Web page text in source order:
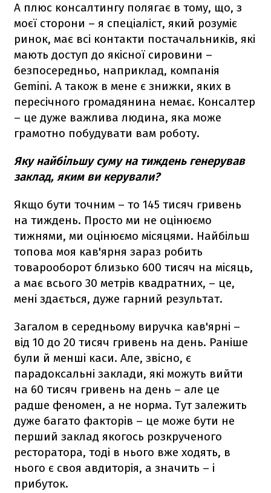
А плюс консалтингу полягає в тому, що, з
моєї сторони – я спеціаліст, який розуміє
ринок, має всі контакти постачальників, які
мають доступ до якісної сировини –
безпосередньо, наприклад, компанія
Gemini. А також в мене є знижки, яких в
пересічного громадянина немає. Консалтер
– це дуже важлива людина, яка може
грамотно побудувати вам роботу.
Яку найбільшу суму на тиждень генерував
заклад, яким ви керували?
Якщо бути точним – то 145 тисяч гривень
на тиждень. Просто ми не оцінюємо
тижнями, ми оцінюємо місяцями. Найбільш
топова моя кав'ярня зараз робить
товарооборот близько 600 тисяч на місяць,
а має всього 30 метрів квадратних, – це,
мені здається, дуже гарний результат.
Загалом в середньому виручка кав'ярні –
від 10 до 20 тисяч гривень на день. Раніше
були й менші каси. Але, звісно, є
парадоксальні заклади, які можуть вийти
на 60 тисяч гривень на день – але це
радше феномен, а не норма. Тут залежить
дуже багато факторів – це може бути не
перший заклад якогось розкрученого
ресторатора, тоді в нього вже ходять, в
нього є своя авдиторія, а значить – і
прибуток.